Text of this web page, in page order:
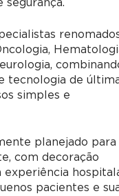
segurança.
tecnologia de
simples e
planejado para
com decoração
experiência
pacientes e